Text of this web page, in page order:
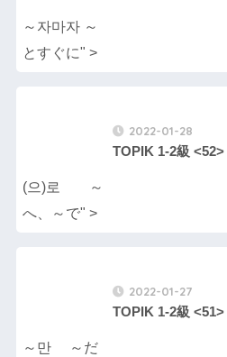
～자마자 ～
とすぐに" >
(으)로 ～
へ、～で" >
2022-01-28
～만 ～だ
2022-01-27